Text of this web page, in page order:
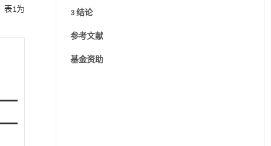
表1为
影响
3 结论
参考文献
基金资助